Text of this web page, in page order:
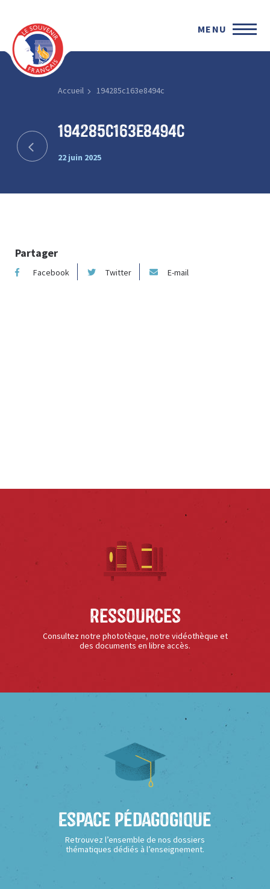
MENU
Accueil 194285c163e8494c
194285c163e8494c
22 juin 2025
Partager
Facebook Twitter E-mail
Ressources
Consultez notre phototèque, notre vidéothèque et
des documents en libre accès.
Espace Pédagogique
Retrouvez l’ensemble de nos dossiers
thématiques dédiés à l’enseignement.